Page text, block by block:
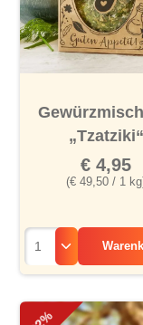
„Tzatziki“
(€ 49,50 / 1
€ 4,95